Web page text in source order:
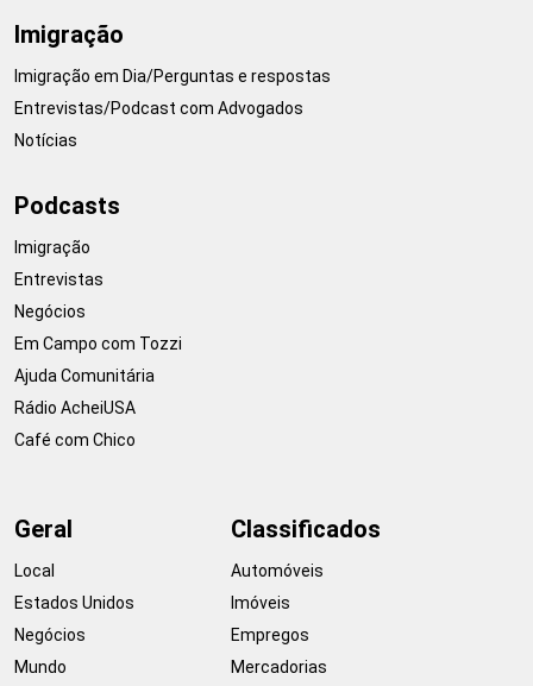
Imigração
Imigração em Dia/Perguntas e respostas
Entrevistas/Podcast com Advogados
Notícias
Podcasts
Imigração
Entrevistas
Negócios
Em Campo com Tozzi
Ajuda Comunitária
Rádio AcheiUSA
Café com Chico
Geral
Local
Estados Unidos
Negócios
Mundo
Classificados
Automóveis
Imóveis
Empregos
Mercadorias